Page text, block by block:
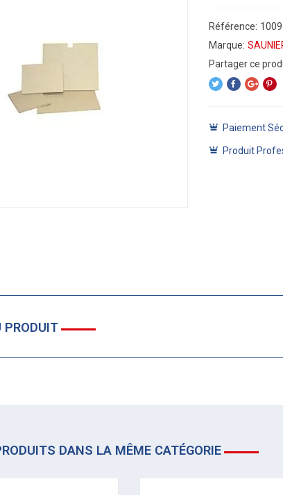
Référence:
Marque:
Paiement
Produit
PRODUIT
DANS LA MÊME CATÉGORIE